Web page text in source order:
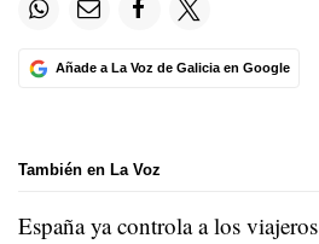
Añade a La Voz de Galicia en Google
También en La Voz
España ya controla a los viajeros